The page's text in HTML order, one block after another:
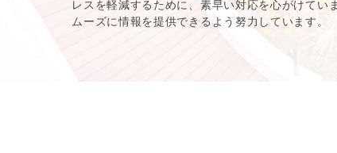
レスを軽減するために、素早い対応を心がけてい
ムーズに情報を提供できるよう努力しています。